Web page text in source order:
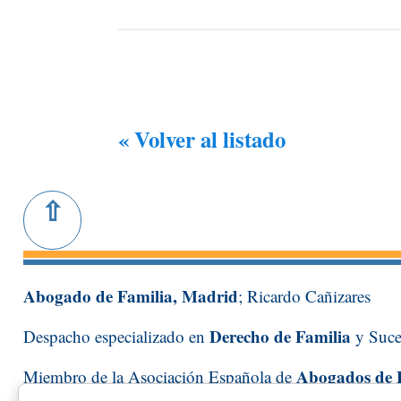
« Volver al listado
Abogado de Familia, Madrid; Ricardo Cañizares
Despacho especializado en Derecho de Familia y
Miembro de la Asociación Española de Abogados de